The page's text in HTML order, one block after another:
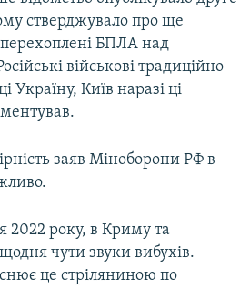
стверджувало про ще
перехоплені БПЛА над
військові традиційно
Україну, Київ наразі ці
заяв Міноборони РФ в
2022 року, в Криму та
чути звуки вибухів.
це стріляниною по